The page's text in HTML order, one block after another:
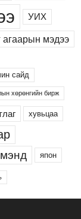
УИХ
агаарын мэдээ
сайд
хөрөнгийн бирж
хувьцаа
япон